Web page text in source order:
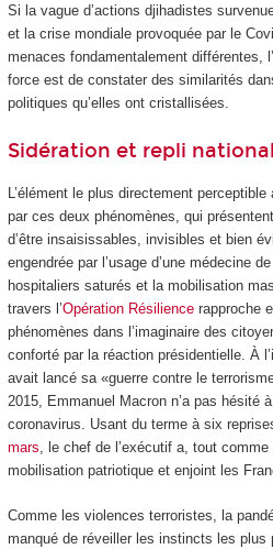
Si la vague d’actions djihadistes
et la crise mondiale provoquée par le
menaces fondamentalement différentes,
force est de constater des similarités
politiques qu’elles ont cristallisées.
Sidération et repli national
L’élément le plus directement
par ces deux phénomènes, qui
d’être insaisissables, invisibles et bien
engendrée par l’usage d’une médecine
hospitaliers saturés et la mobilisation
travers l’Opération Résiliencerapproche
phénomènes dans l’imaginaire des
conforté par la réaction présidentielle. À
avait lancé sa «guerre contre le
2015, Emmanuel Macron n’a pas hésité
coronavirus. Usant du terme à six
mars, le chef de l’exécutif a, tout
mobilisation patriotique et enjoint les
Comme les violences terroristes, la
manqué de réveiller les instincts les plus